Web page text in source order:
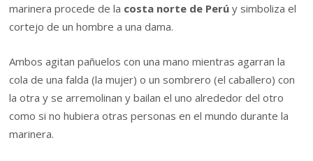
marinera procede de la costa norte de Perú y simboliza el
cortejo de un hombre a una dama.
Ambos agitan pañuelos con una mano mientras agarran la
cola de una falda (la mujer) o un sombrero (el caballero) con
la otra y se arremolinan y bailan el uno alrededor del otro
como si no hubiera otras personas en el mundo durante la
marinera.